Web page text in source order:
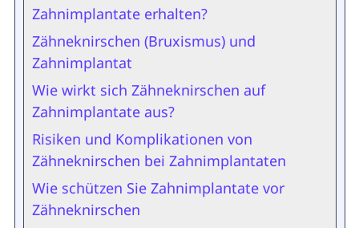
Zahnimplantate erhalten?
Zähneknirschen (Bruxismus) und
Zahnimplantat
Wie wirkt sich Zähneknirschen auf
Zahnimplantate aus?
Risiken und Komplikationen von
Zähneknirschen bei Zahnimplantaten
Wie schützen Sie Zahnimplantate vor
Zähneknirschen